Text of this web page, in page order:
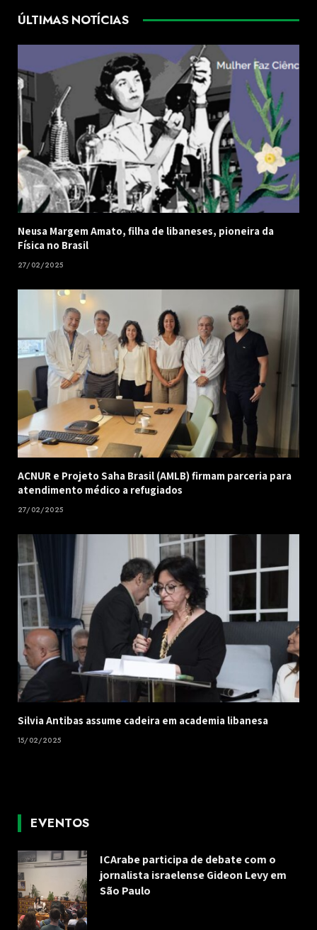
ÚLTIMAS NOTÍCIAS
Neusa Margem Amato, filha de libaneses, pioneira da
Física no Brasil
27/02/2025
ACNUR e Projeto Saha Brasil (AMLB) firmam parceria para
atendimento médico a refugiados
27/02/2025
Silvia Antibas assume cadeira em academia libanesa
15/02/2025
EVENTOS
ICArabe participa de debate com o
jornalista israelense Gideon Levy em
São Paulo